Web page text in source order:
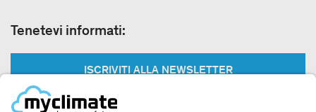
Tenetevi informati:
ISCRIVITI ALLA NEWSLETTER